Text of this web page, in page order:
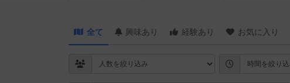
全て 興味あり 経験あり お気に入り